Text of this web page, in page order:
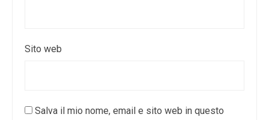
Sito web
Salva il mio nome, email e sito web in questo